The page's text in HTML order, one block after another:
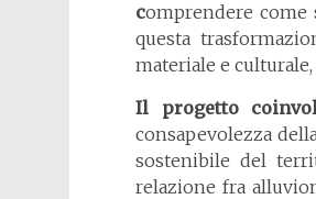
comprendere come
questa
materiale e
Il progetto
consapevolezza
sostenibile del
relazione fra